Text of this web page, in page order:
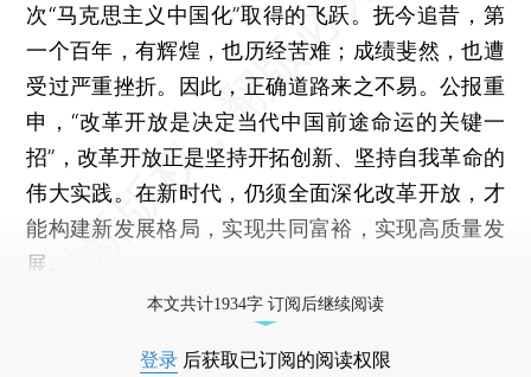
次“马克思主义中国化”取得的飞跃。抚今追昔，第
一个百年，有辉煌，也历经苦难；成绩斐然，也遭
受过严重挫折。因此，正确道路来之不易。公报重
申，“改革开放是决定当代中国前途命运的关键一
招”，改革开放正是坚持开拓创新、坚持自我革命的
伟大实践。在新时代，仍须全面深化改革开放，才
能构建新发展格局，实现共同富裕，实现高质量发
展。
本文共计1934字 订阅后继续阅读
登录 后获取已订阅的阅读权限